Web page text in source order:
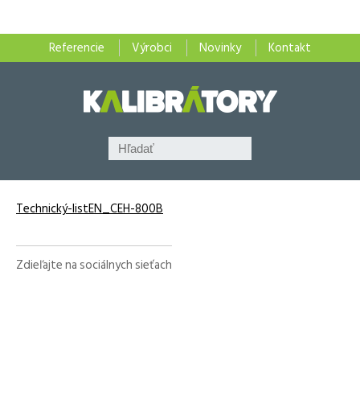
Referencie Výrobci Novinky Kontakt
Technický-listEN_CEH-800B
Zdieľajte na sociálnych sieťach